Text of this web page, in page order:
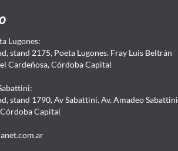
Lugones:
stand 2175, Poeta Lugones. Fray Luis Beltrán
Cardeñosa, Córdoba Capital
stand 1790, Av Sabattini. Av. Amadeo Sabattini
Capital